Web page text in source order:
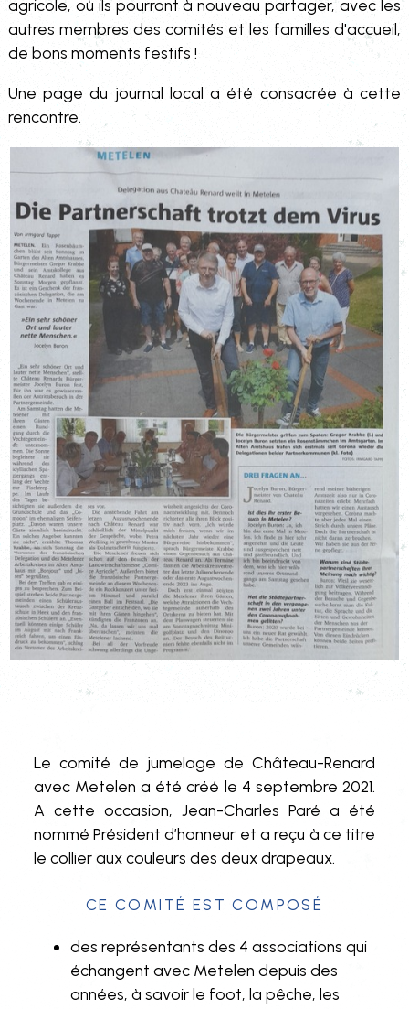
agricole, où ils pourront à nouveau partager, avec les
autres membres des comités et les familles d'accueil,
de bons moments festifs !
Une page du journal local a été consacrée à cette
rencontre.
Le comité de jumelage de Château-Renard
avec Metelen a été créé le 4 septembre 2021.
A cette occasion, Jean-Charles Paré a été
nommé Président d’honneur et a reçu à ce titre
le collier aux couleurs des deux drapeaux.
Ce comité est composé
des représentants des 4 associations qui
échangent avec Metelen depuis des
années, à savoir le foot, la pêche, les